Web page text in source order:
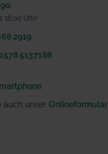
16.00 Uhr)
2919
5137188
auch unser Onlineformular